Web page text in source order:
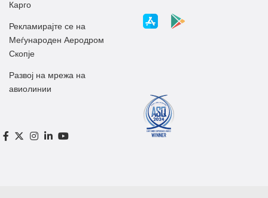
Карго
Рекламирајте се на
Меѓународен Аеродром
Скопје
Развој на мрежа на
авиолинии